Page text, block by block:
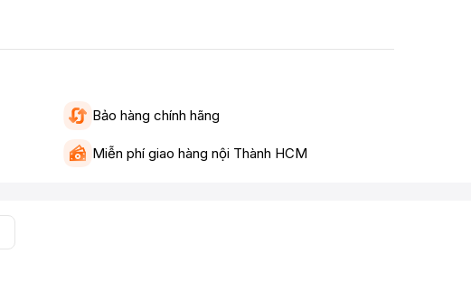
Bảo hàng chính hãng
Miễn phí giao hàng nội Thành HCM